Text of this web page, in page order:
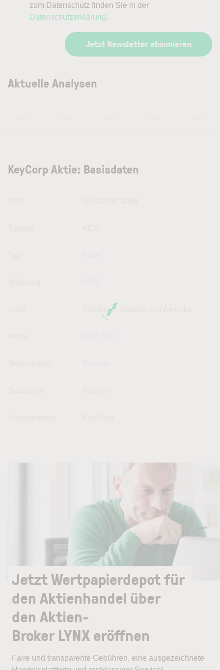
zum Datenschutz finden Sie in der
Datenschutzerklärung.
Jetzt Newsletter abonnieren
Aktuelle Analysen
KeyCorp Aktie: Basisdaten
Vereinigte Staaten von Amerika
Jetzt Wertpapierdepot für
den Aktienhandel über
den Aktien-
Broker LYNX eröffnen
Faire und transparente Gebühren, eine ausgezeichnete